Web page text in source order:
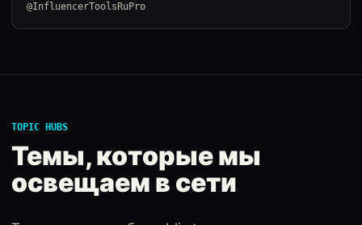
@InfluencerToolsRuPro
TOPIC HUBS
Темы, которые мы
освещаем в сети